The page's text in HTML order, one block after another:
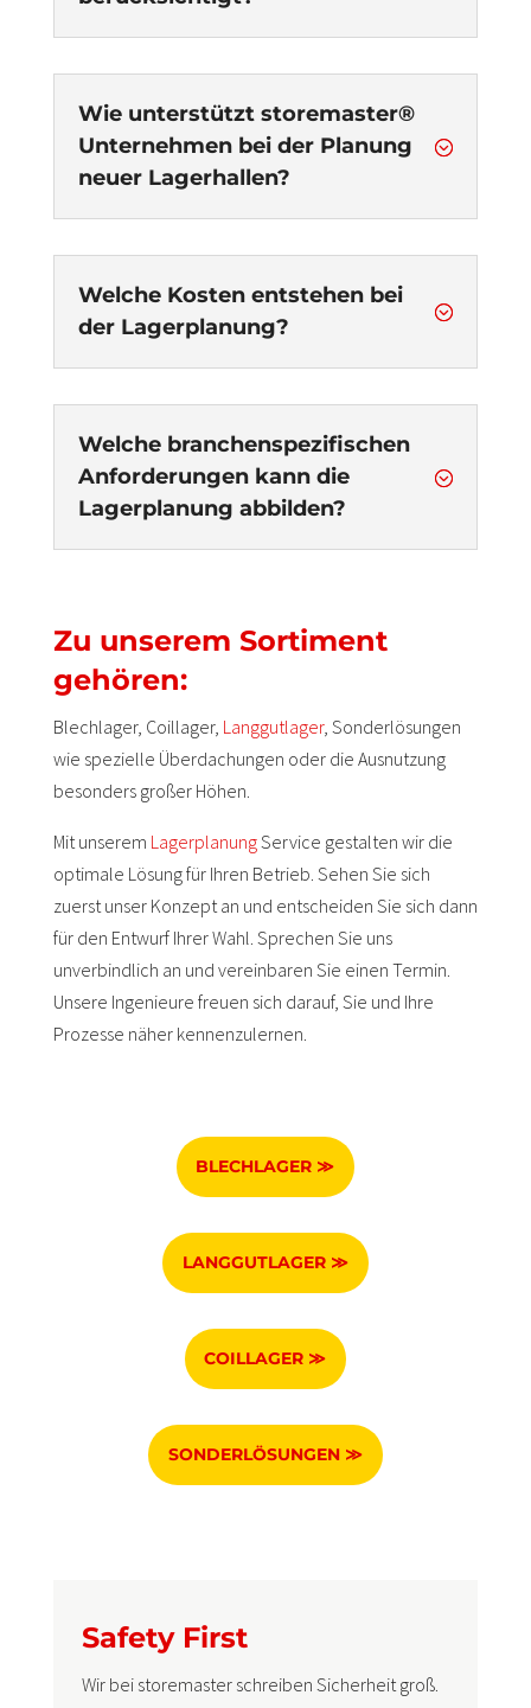
;
Wie unterstützt storemaster®
Unternehmen bei der Planung
neuer Lagerhallen?
;
Welche Kosten entstehen bei
der Lagerplanung?
;
Welche branchenspezifischen
Anforderungen kann die
Lagerplanung abbilden?
Zu unserem Sortiment
gehören:
Blechlager, Coillager, Langgutlager, Sonderlösungen
wie spezielle Überdachungen oder die Ausnutzung
besonders großer Höhen.
Mit unserem LagerplanungService gestalten wir die
optimale Lösung für Ihren Betrieb. Sehen Sie sich
zuerst unser Konzept an und entscheiden Sie sich dann
für den Entwurf Ihrer Wahl. Sprechen Sie uns
unverbindlich an und vereinbaren Sie einen Termin.
Unsere Ingenieure freuen sich darauf, Sie und Ihre
Prozesse näher kennenzulernen.
BLECHLAGER ≫
LANGGUTLAGER ≫
COILLAGER ≫
SONDERLÖSUNGEN ≫
Safety First
Wir bei storemaster schreiben Sicherheit groß.